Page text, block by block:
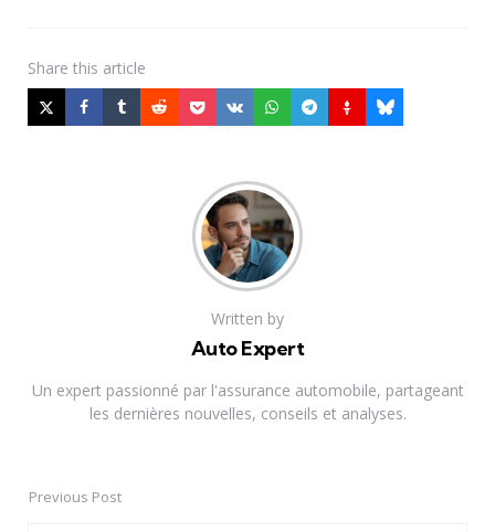
Share this article
Written by
Auto Expert
Un expert passionné par l'assurance automobile, partageant
les dernières nouvelles, conseils et analyses.
PostPrevious Post